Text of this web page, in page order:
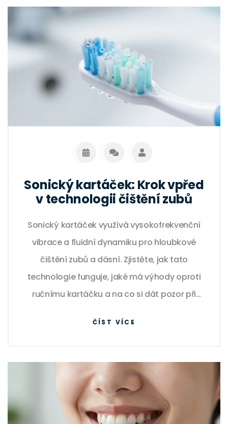
Sonický kartáček: Krok vpřed
v technologii čištění zubů
Sonický kartáček využívá vysokofrekvenční
vibrace a fluidní dynamiku pro hloubkové
čištění zubů a dásní. Zjistěte, jak tato
technologie funguje, jaké má výhody oproti
ručnímu kartáčku a na co si dát pozor při
ČÍST VÍCE